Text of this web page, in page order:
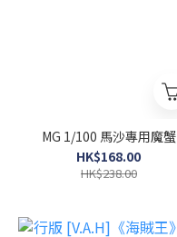
MG 1/100 馬沙專用魔蟹
HK$168.00
HK$238.00